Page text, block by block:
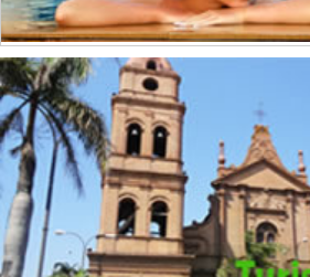
Elaboración de alimentos(22)
Elaboración de alimentos para animales
Electricidad
Envasado y conservación de frutas(1)
Envasado y conservación de legumbres(8)
Envases
Extracción de Minerales(4)